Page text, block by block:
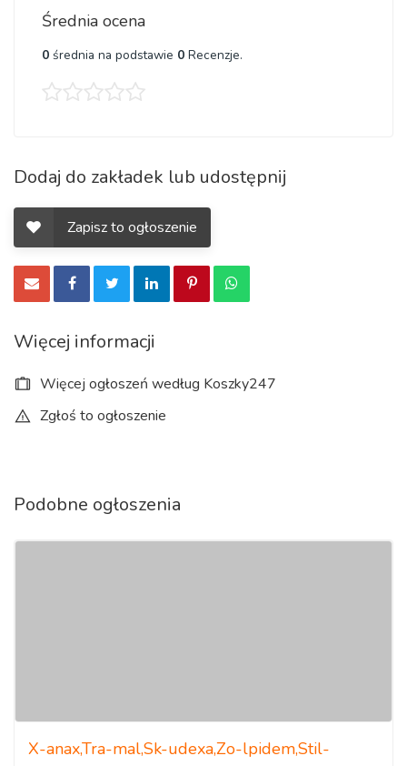
Średnia ocena
0 średnia na podstawie 0 Recenzje.
Dodaj do zakładek lub udostępnij
Zapisz to ogłoszenie
Więcej informacji
Więcej ogłoszeń według Koszky247
Zgłoś to ogłoszenie
Podobne ogłoszenia
X-anax,Tra-mal,Sk-udexa,Zo-lpidem,Stil-